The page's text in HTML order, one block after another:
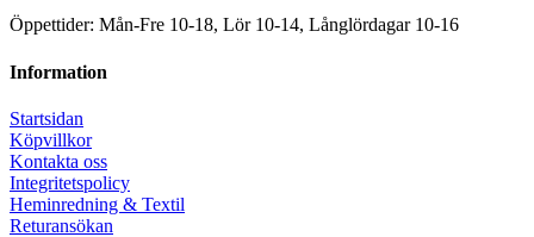
Öppettider: Mån-Fre 10-18, Lör 10-14, Långlördagar 10-16
Information
Startsidan
Köpvillkor
Kontakta oss
Integritetspolicy
Heminredning & Textil
Returansökan